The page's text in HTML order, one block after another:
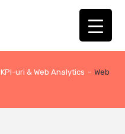
KPI-uri & Web Analytics - Web